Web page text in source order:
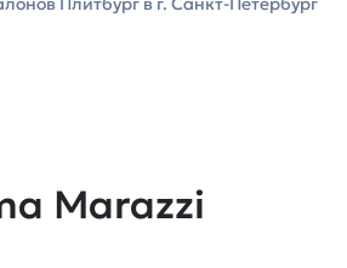
Marazzi